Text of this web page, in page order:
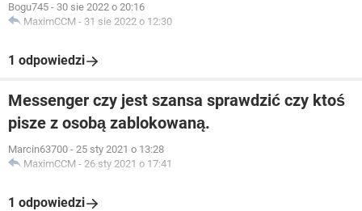
Bogu745 - 30 sie 2022 o 20:16
MaximCCM - 31 sie 2022 o 12:30
1 odpowiedzi
Messenger czy jest szansa sprawdzić czy ktoś
pisze z osobą zablokowaną.
Marcin63700 - 25 sty 2021 o 13:28
MaximCCM - 26 sty 2021 o 17:41
1 odpowiedzi